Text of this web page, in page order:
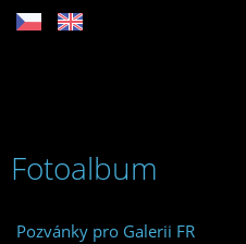
Fotoalbum
Pozvánky pro Galerii FR